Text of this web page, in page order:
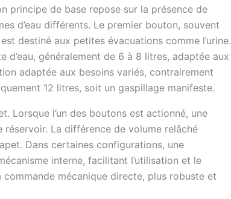
principe de base repose sur la présence de
d’eau différents. Le premier bouton, souvent
destiné aux petites évacuations comme l’urine.
généralement de 6 à 8 litres, adaptée aux
adaptée aux besoins variés, contrairement
12 litres, soit un gaspillage manifeste.
Lorsque l’un des boutons est actionné, une
La différence de volume relâché
Dans certaines configurations, une
interne, facilitant l’utilisation et le
commande mécanique directe, plus robuste et